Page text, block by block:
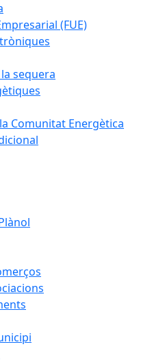
(FUE)
sequera
Comunitat Energètica